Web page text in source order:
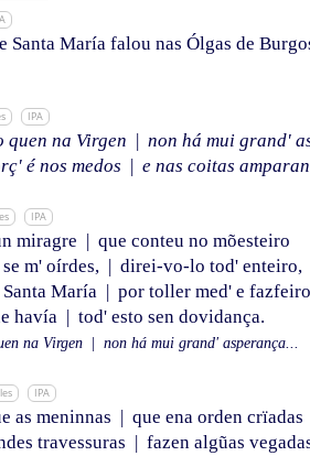
Santa María falou nas Ólgas de
IPA
quen na Virgen | non há mui grand'
é nos medos | e nas coitas
IPA
miragre | que conteu no mõesteiro
m' oírdes, | direi-vo-lo tod' enteiro,
María | por toller med' e fazfeiro
havía | tod' esto sen dovidança.
na Virgen non há mui grand' asperança...
IPA
as meninnas | que ena orden crïadas
travessuras | fazen algũas